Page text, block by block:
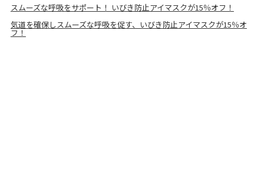
スムーズな呼吸をサポート！ いびき防止アイマスクが15％オフ！
気道を確保しスムーズな呼吸を促す、いびき防止アイマスクが15％オ
フ！